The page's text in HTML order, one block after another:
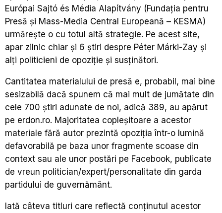
Európai Sajtó és Média Alapítvány (Fundația pentru
Presă și Mass-Media Central Europeană – KESMA)
urmărește o cu totul altă strategie. Pe acest site,
apar zilnic chiar și 6 știri despre Péter Márki-Zay și
alți politicieni de opoziție și susținători.
Cantitatea materialului de presă e, probabil, mai bine
sesizabilă dacă spunem că mai mult de jumătate din
cele 700 știri adunate de noi, adică 389, au apărut
pe erdon.ro. Majoritatea copleșitoare a acestor
materiale fără autor prezintă opoziția într-o lumină
defavorabilă pe baza unor fragmente scoase din
context sau ale unor postări pe Facebook, publicate
de vreun politician/expert/personalitate din garda
partidului de guvernământ.
Iată câteva titluri care reflectă conținutul acestor